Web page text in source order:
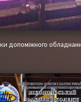
допоміжного